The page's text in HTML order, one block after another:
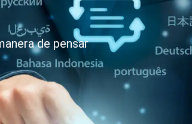
de pensar